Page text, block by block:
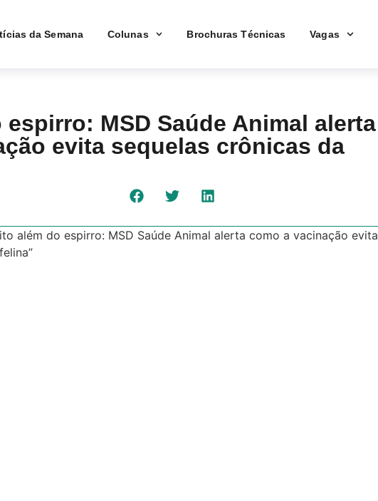
da Semana Colunas Brochuras Técnicas Vagas
MSD Saúde Animal alerta
evita sequelas crônicas da
além do espirro: MSD Saúde Animal alerta como a vacinação evita